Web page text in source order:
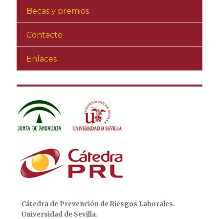
Becas y premios
Contacto
Enlaces
Cátedra de Prevención de Riesgos Laborales.
Universidad de Sevilla.